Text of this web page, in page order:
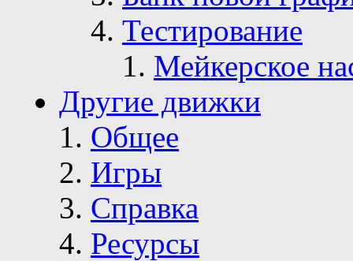
Тестирование
Мейкерское
Другие движки
Общее
Игры
Справка
Ресурсы